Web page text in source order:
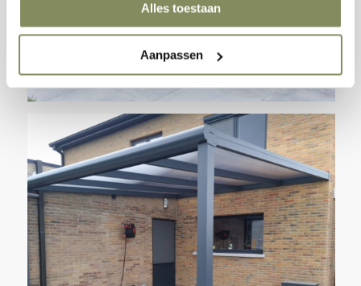
Alles toestaan
Aanpassen